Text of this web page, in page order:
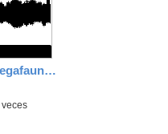
Los fanáticos 1x01 - Megafauna y accidentes en parques de atracciones
veces